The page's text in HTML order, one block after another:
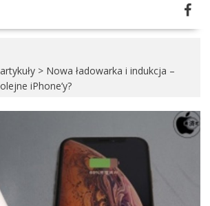
artykuły > Nowa ładowarka i indukcja –
iPhone’y?